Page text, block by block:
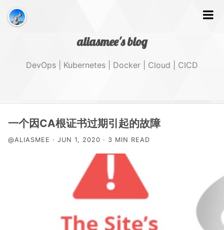
aliasmee's blog
DevOps | Kubernetes | Docker | Cloud | CICD
文字
Tags
一个因CA根证书过期引起的故障
@ALIASMEE · JUN 1, 2020 · 3 MIN READ